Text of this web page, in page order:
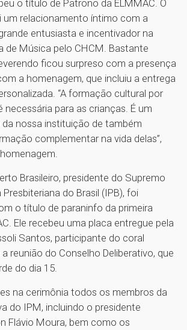
o título de Patrono da ELMMAC. O
um relacionamento íntimo com a
entusiasta e incentivador na
de Música pelo CHCM. Bastante
ficou surpreso com a presença
a homenagem, que incluiu a entrega
“A formação cultural por
necessária para as crianças. É um
nossa instituição de também
complementar na vida delas”,
Brasileiro, presidente do Supremo
do Brasil (IPB), foi
o título de paraninfo da primeira
Ele recebeu uma placa entregue pela
Santos, participante do coral
reunião do Conselho Deliberativo, que
do dia 15.
na cerimônia todos os membros da
do IPM, incluindo o presidente
Flávio Moura, bem como os